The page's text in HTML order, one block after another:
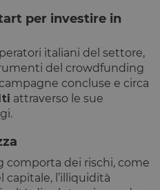
per investire in
italiani del settore,
del crowdfunding
concluse e circa
attraverso le sue
comporta dei rischi, come
capitale, l’illiquidità
Dominio
1 anno 1
Questo cookie
viene utilizzato
da Google
Analytics per
mantenere lo
da Google
Analytics per
mantenere lo
Scadenza Descrizione
Questo
cookie è
impostato
determinare
se il browser
del
visitatore
Sessione
Questo
cookie viene
utilizzato per
monitorare gli
utenti
attraverso le
la coerenza
della sessione
e fornendo